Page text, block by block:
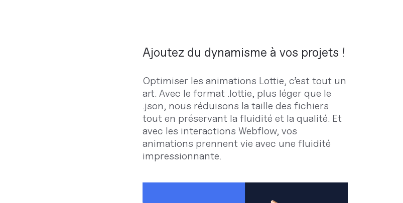
Ajoutez du dynamisme à vos projets !
Optimiser les animations Lottie, c’est tout un
art. Avec le format .lottie, plus léger que le
.json, nous réduisons la taille des fichiers
tout en préservant la fluidité et la qualité. Et
avec les interactions Webflow, vos
animations prennent vie avec une fluidité
impressionnante.